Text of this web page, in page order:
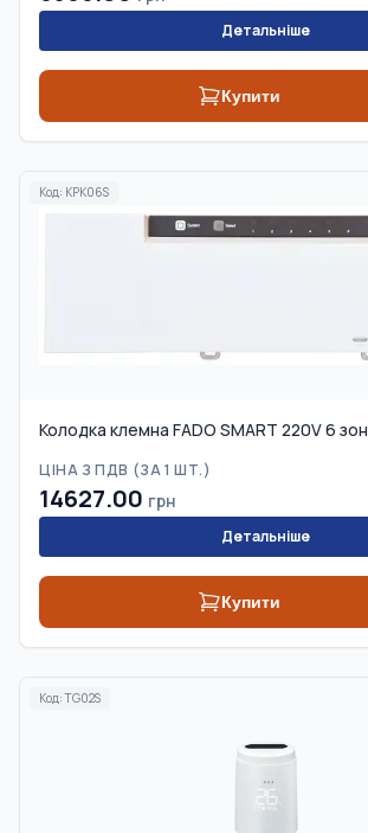
Детальніше
Купити
Код: KPK06S
Колодка клемна FADO SMART 220V 6 зон
ЦІНА З ПДВ (ЗА 1 ШТ.)
14627.00 грн
Детальніше
Купити
Код:TG02S